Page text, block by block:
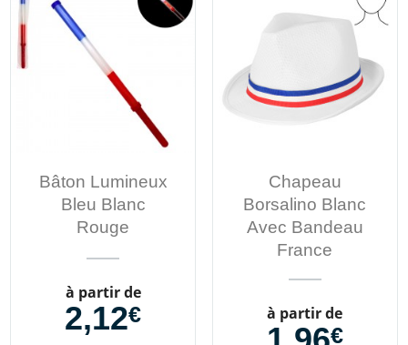
Bâton Lumineux
Bleu Blanc
Rouge
Prix
à partir de
2,12€
Chapeau
Borsalino Blanc
Avec Bandeau
France
Prix
à partir de
€